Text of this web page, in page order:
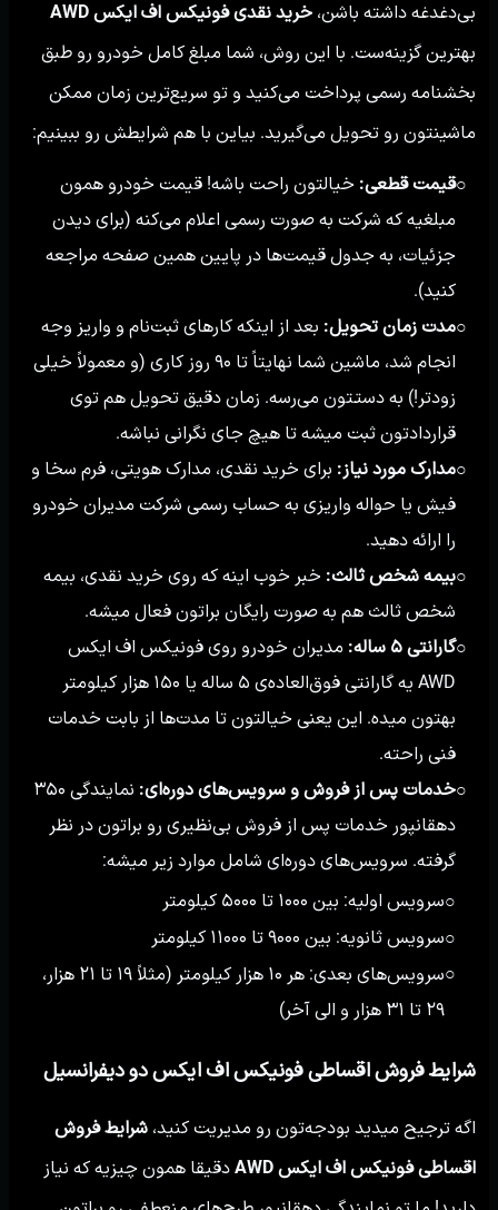
بی‌دغدغه داشته باشن، خرید نقدی فونیکس اف ایکس AWD
بهترین گزینه‌ست. با این روش، شما مبلغ کامل خودرو رو طبق
بخشنامه رسمی پرداخت می‌کنید و تو سریع‌ترین زمان ممکن
ماشینتون رو تحویل می‌گیرید. بیاین با هم شرایطش رو ببینیم:
○قیمت قطعی: خیالتون راحت باشه! قیمت خودرو همون
مبلغیه که شرکت به صورت رسمی اعلام می‌کنه (برای دیدن
جزئیات، به جدول قیمت‌ها در پایین همین صفحه مراجعه
کنید).
○مدت زمان تحویل: بعد از اینکه کارهای ثبت‌نام و واریز وجه
انجام شد، ماشین شما نهایتاً تا ۹۰ روز کاری (و معمولاً خیلی
زودتر!) به دستتون می‌رسه. زمان دقیق تحویل هم توی
قراردادتون ثبت میشه تا هیچ جای نگرانی نباشه.
○مدارک مورد نیاز: برای خرید نقدی، مدارک هویتی، فرم سخا و
فیش یا حواله واریزی به حساب رسمی شرکت مدیران خودرو
را ارائه دهید.
○بیمه شخص ثالث: خبر خوب اینه که روی خرید نقدی، بیمه
شخص ثالث هم به صورت رایگان براتون فعال میشه.
○گارانتی ۵ ساله:
مدیران خودرو روی فونیکس اف ایکس
AWD یه گارانتی فوق‌العاده‌ی ۵ ساله یا ۱۵۰ هزار کیلومتر
بهتون میده. این یعنی خیالتون تا مدت‌ها از بابت خدمات
فنی راحته.
○خدمات پس از فروش و سرویس‌های دوره‌ای:
نمایندگی ۳۵۰
دهقانپور خدمات پس از فروش بی‌نظیری رو براتون در نظر
گرفته. سرویس‌های دوره‌ای شامل موارد زیر میشه:
○سرویس اولیه: بین ۱۰۰۰ تا ۵۰۰۰ کیلومتر
○سرویس ثانویه: بین ۹۰۰۰ تا ۱۱۰۰۰ کیلومتر
○
سرویس‌های بعدی: هر ۱۰ هزار کیلومتر (مثلاً ۱۹ تا ۲۱ هزار،
۲۹ تا ۳۱ هزار و الی آخر)
شرایط فروش اقساطی فونیکس اف ایکس دو دیفرانسیل
اگه ترجیح میدید بودجه‌تون رو مدیریت کنید، شرایط فروش
اقساطی فونیکس اف ایکس AWD
دقیقا همون چیزیه که نیاز